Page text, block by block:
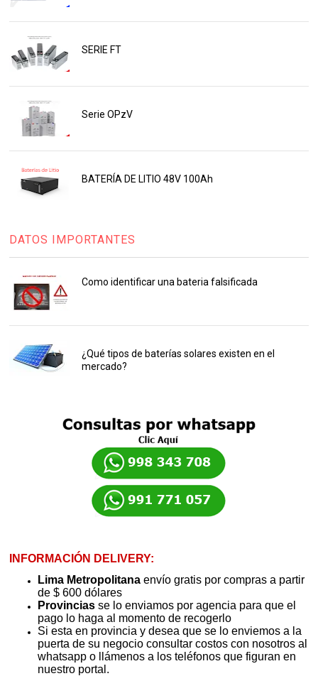
SERIE FT
Serie OPzV
BATERÍA DE LITIO 48V 100Ah
DATOS IMPORTANTES
Como identificar una bateria falsificada
¿Qué tipos de baterías solares existen en el
mercado?
INFORMACIÓN DELIVERY:
Lima Metropolitana envío gratis por compras a partir
de $ 600 dólares
Provincias se lo enviamos por agencia para que el
pago lo haga al momento de recogerlo
Si esta en provincia y desea que se lo enviemos a la
puerta de su negocio consultar costos con nosotros al
whatsapp o llámenos a los teléfonos que figuran en
nuestro portal.